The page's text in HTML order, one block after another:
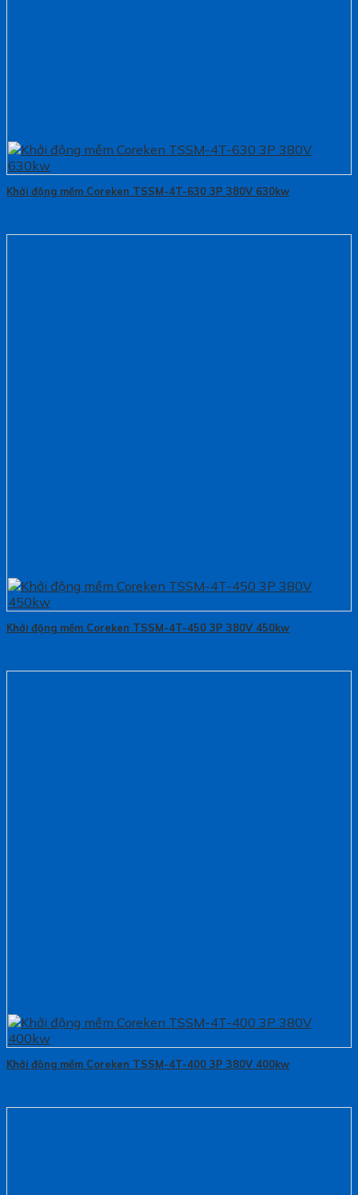
Khởi động mềm Coreken TSSM-4T-630 3P 380V 630kw
Khởi động mềm Coreken TSSM-4T-450 3P 380V 450kw
Khởi động mềm Coreken TSSM-4T-400 3P 380V 400kw